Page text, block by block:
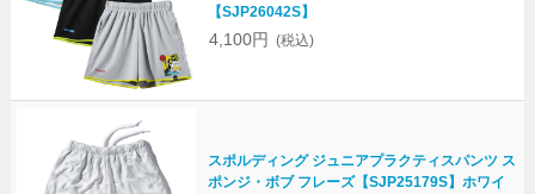
【SJP26042S】
4,100円 (税込)
スポルディング ジュニアプラクティスパンツ ス
ポンジ・ボブ フレーズ【SJP25179S】ホワイ